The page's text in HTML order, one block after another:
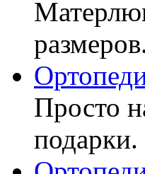
Просто